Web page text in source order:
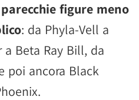
parecchie figure meno
: da Phyla-Vell a
a Beta Ray Bill, da
poi ancora Black